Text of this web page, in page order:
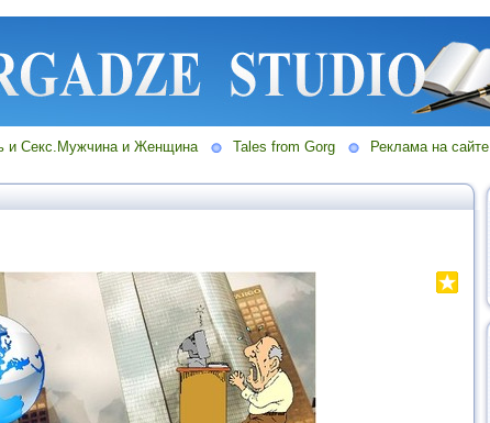
и Секс.Мужчина и Женщина Tales from Gorg Реклама на сайте